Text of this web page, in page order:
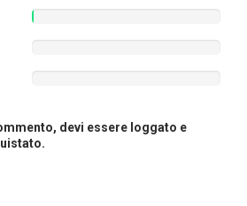
devi essere loggato e